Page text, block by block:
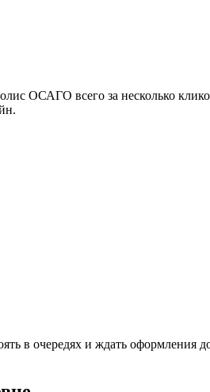
ОСАГО всего за несколько
в очередях и ждать оформления